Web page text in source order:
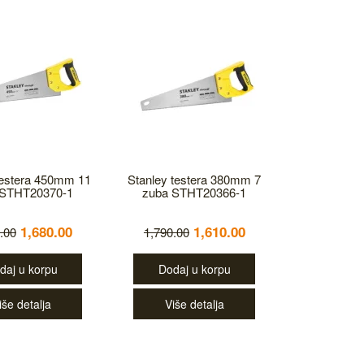
450mm 11
1
1,680.00
u korpu
detalja
Stanley testera 380mm 7
zuba STHT20366-1
1,790.00 1,610.00
Dodaj u korpu
Više detalja